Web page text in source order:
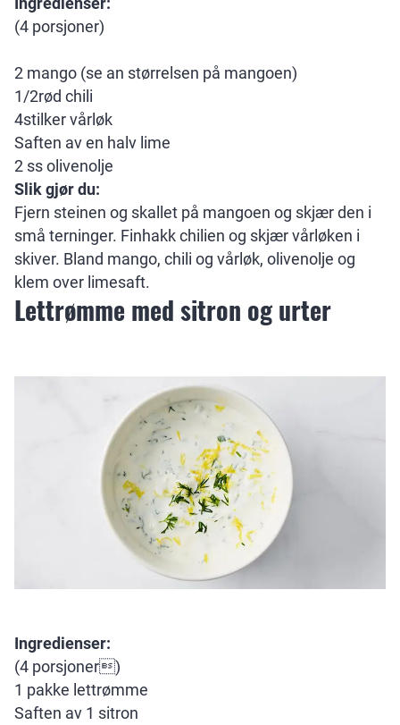
(4 porsjoner)
2 mango (se an størrelsen på mangoen)
1/2rød chili
4stilker vårløk
Saften av en halv lime
2 ss olivenolje
Slik gjør du:
Fjern steinen og skallet på mangoen og skjær den i
små terninger. Finhakk chilien og skjær vårløken i
skiver. Bland mango, chili og vårløk, olivenolje og
klem over limesaft.
Lettrømme med sitron og urter
Ingredienser:
(4 porsjoner)
1 pakke lettrømme
Saften av 1 sitron